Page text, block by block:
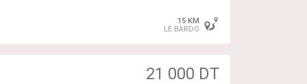
15 KM
LE BARDO
21 000 DT